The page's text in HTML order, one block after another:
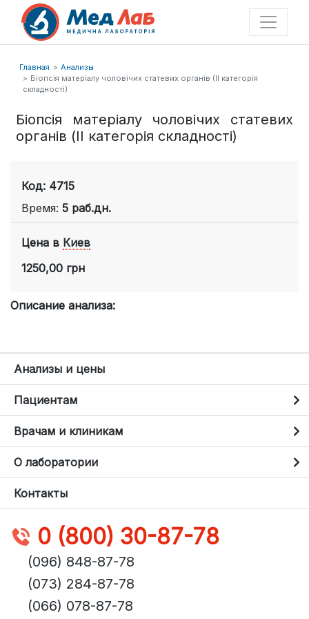
Главная
Анализы
Біопсія матеріалу чоловічих статевих органів (ІІ категорія
складності)
Біопсія матеріалу чоловічих статевих
органів (ІІ категорія складності)
Код: 4715
Время: 5 раб.дн.
Цена в Киев
1250,00 грн
Описание анализа:
Анализы и цены
Пациентам
Врачам и клиникам
О лаборатории
Контакты
0 (800) 30-87-78
(096) 848-87-78
(073) 284-87-78
(066) 078-87-78